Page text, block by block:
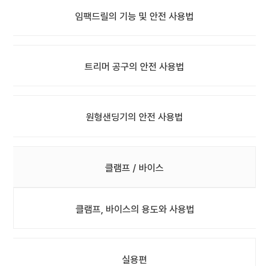
임팩드릴의 기능 및 안전 사용법
트리머 공구의 안전 사용법
원형샌딩기의 안전 사용법
클램프 / 바이스
클램프, 바이스의 용도와 사용법
실용편